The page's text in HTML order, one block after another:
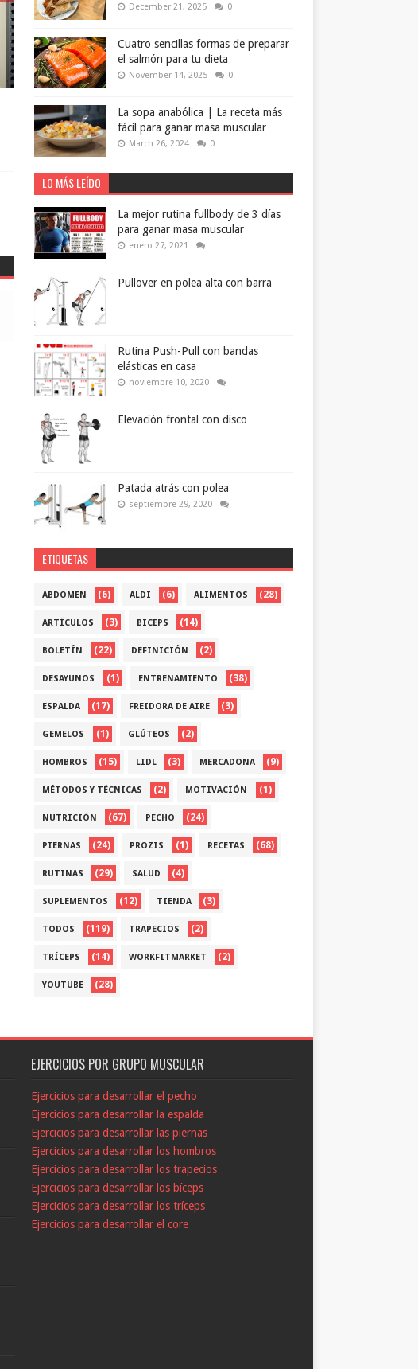
December 21, 2025 0
Cuatro sencillas formas de preparar
el salmón para tu dieta
November 14, 2025 0
La sopa anabólica | La receta más
fácil para ganar masa muscular
March 26, 2024 0
LO MÁS LEÍDO
La mejor rutina fullbody de 3 días
para ganar masa muscular
enero 27, 2021
Pullover en polea alta con barra
Rutina Push-Pull con bandas
elásticas en casa
noviembre 10, 2020
Elevación frontal con disco
Patada atrás con polea
septiembre 29, 2020
ETIQUETAS
ABDOMEN (6) ALDI (6) ALIMENTOS (28)
ARTÍCULOS (3) BICEPS (14)
BOLETÍN (22) DEFINICIÓN (2)
DESAYUNOS (1) ENTRENAMIENTO (38)
ESPALDA (17) FREIDORA DE AIRE (3)
GEMELOS (1) GLÚTEOS (2)
HOMBROS (15) LIDL (3) MERCADONA (9)
MÉTODOS Y TÉCNICAS (2) MOTIVACIÓN (1)
NUTRICIÓN (67) PECHO (24)
PIERNAS (24) PROZIS (1) RECETAS (68)
RUTINAS (29) SALUD (4)
SUPLEMENTOS (12) TIENDA (3)
TODOS (119) TRAPECIOS (2)
TRÍCEPS (14) WORKFITMARKET (2)
YOUTUBE (28)
EJERCICIOS POR GRUPO MUSCULAR
Ejercicios para desarrollar el pecho
Ejercicios para desarrollar la espalda
Ejercicios para desarrollar las piernas
Ejercicios para desarrollar los hombros
Ejercicios para desarrollar los trapecios
Ejercicios para desarrollar los bíceps
Ejercicios para desarrollar los tríceps
Ejercicios para desarrollar el core